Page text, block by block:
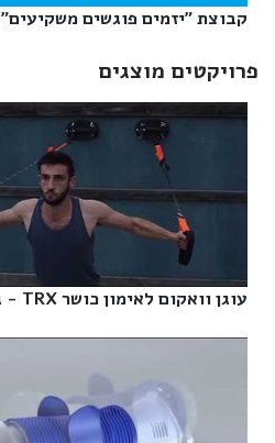
קבוצת "יזמים פוגשים משקיעים"‎
פרויקטים מוצגים
עוגן וואקום לאימון כושר TRX - גרבו‎